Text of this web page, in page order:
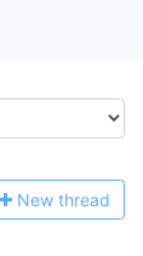
New thread